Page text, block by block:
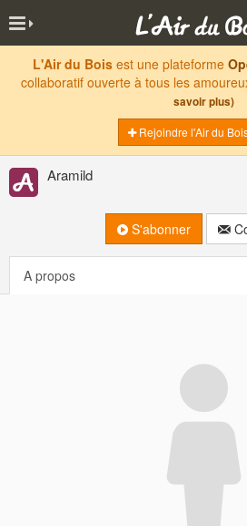
L'Air du Boisest une plateforme
collaboratif ouverte à tous les
savoir plus)
Rejoindre l'Air du
Aramild
S'abonner
A propos